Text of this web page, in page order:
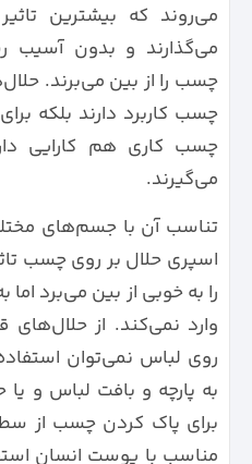
می‌روند که بیشترین
می‌گذارند و بدون آسیب
چسب را از بین می‌برند.
چسب کاربرد دارند بلکه
چسب کاری هم کارایی
می‌گیرند.
تناسب آن با جسم‌های
اسپری حلال بر روی چسب
را به خوبی از بین می‌برد
وارد نمی‌کند. از
روی لباس نمی‌توان
به پارچه و بافت لباس و
برای پاک کردن چسب از
مناسب با پوست انسان